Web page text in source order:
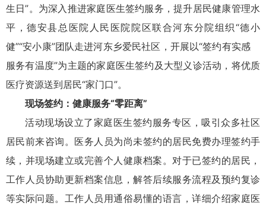
生日”。为深入推进家庭医生签约服务，提升居民健康管理水
平，德安县总医院人民医院院区联合河东分院组织“德小
健”“安小康”团队走进河东乡爱民社区，开展以“签约有实感
服务有温度”为主题的家庭医生签约及大型义诊活动，将优质
医疗资源送到居民“家门口”。
现场签约：健康服务“零距离”
活动现场设立了家庭医生签约服务专区，吸引众多社区
居民前来咨询。医务人员为尚未签约的居民免费办理签约手
续，并现场建立或完善个人健康档案。对于已签约的居民，
工作人员协助更新档案信息，解答后续服务流程及预约复诊
等实际问题。工作人员用通俗易懂的语言，详细介绍家庭医